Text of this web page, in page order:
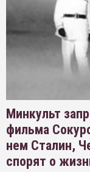
Минкульт
фильма
нем Сталин,
спорят о